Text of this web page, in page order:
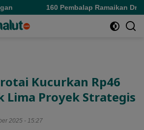
160 Pembalap Ramaikan Drag
Kucurkan Rp46
Proyek Strategis
2025 - 15:27